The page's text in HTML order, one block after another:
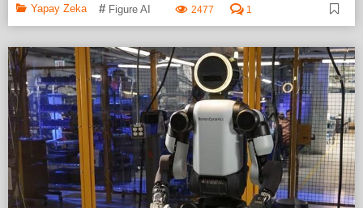
Yapay Zeka # Figure AI 2477 1